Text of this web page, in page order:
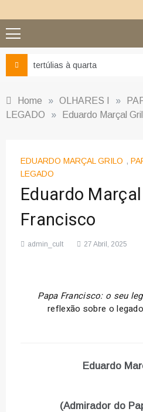
Ciência e religião: como
Home » OLHARES I »
LEGADO
» Eduardo Marçal
EDUARDO MARÇAL GRILO ,
LEGADO
Eduardo
Francisco
admin_cult 27 Abril, 2025
Papa Francisco: o seu
reflexão sobre o
Eduardo
(Admirador do